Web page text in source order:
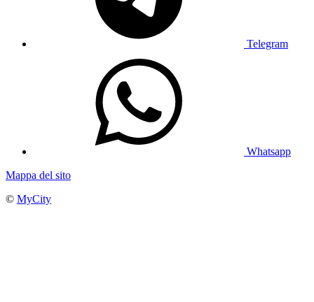
Telegram
Whatsapp
Mappa del sito
© MyCity